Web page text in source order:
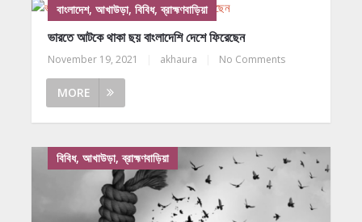
বাংলাদেশ, আখাউড়া, বিবিধ, ব্রাহ্মণবাড়িয়া
ভারতে আটকে থাকা ছয় বাংলাদেশি দেশে ফিরেছেন
November 19, 2021 akhaura No Comments
MORE
বিবিধ, আখাউড়া, ব্রাহ্মণবাড়িয়া